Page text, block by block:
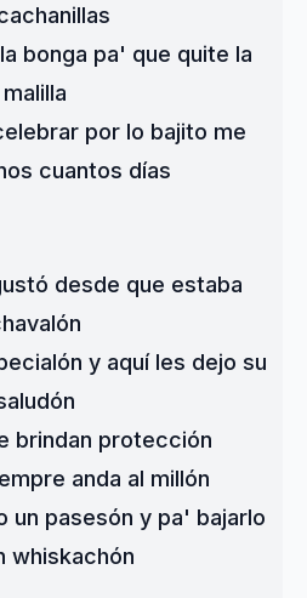
bonga pa' que quite la
malilla
por lo bajito me
cuantos días
desde que estaba
y aquí les dejo su
brindan protección
anda al millón
un pasesón y pa' bajarlo
whiskachón